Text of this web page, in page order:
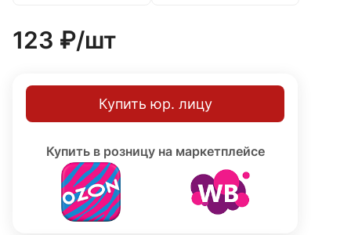
123 ₽/шт
Купить юр. лицу
Купить в розницу на маркетплейсе